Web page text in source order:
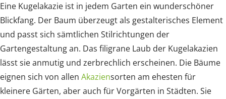
Eine Kugelakazie ist in jedem Garten ein wunderschöner
Blickfang. Der Baum überzeugt als gestalterisches Element
und passt sich sämtlichen Stilrichtungen der
Gartengestaltung an. Das filigrane Laub der Kugelakazien
lässt sie anmutig und zerbrechlich erscheinen. Die Bäume
eignen sich von allen Akaziensorten am ehesten für
kleinere Gärten, aber auch für Vorgärten in Städten. Sie